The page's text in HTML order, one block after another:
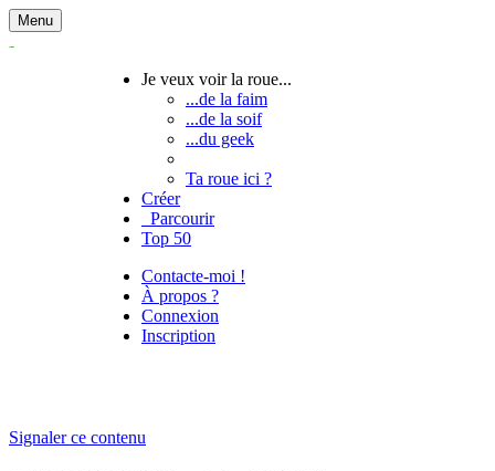
Menu
Je veux voir la roue...
...de la faim
...de la soif
...du geek
Ta roue ici ?
Créer
Parcourir
Top 50
Contacte-moi !
À propos ?
Connexion
Inscription
Signaler ce contenu